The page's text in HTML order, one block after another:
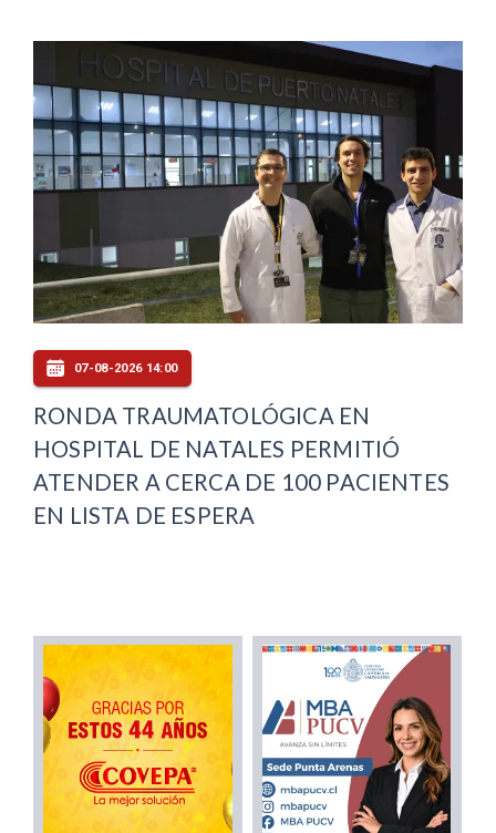
07-08-2026 14:00
RONDA TRAUMATOLÓGICA EN
HOSPITAL DE NATALES PERMITIÓ
ATENDER A CERCA DE 100 PACIENTES
EN LISTA DE ESPERA